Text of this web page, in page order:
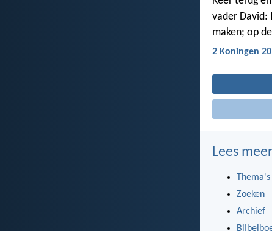
vader David:
maken; op
2 Koningen
Lees meer
Thema's
Zoeken
Archief